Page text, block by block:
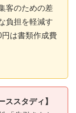
客のための差
負担を軽減す
は書類作成費
スタディ】